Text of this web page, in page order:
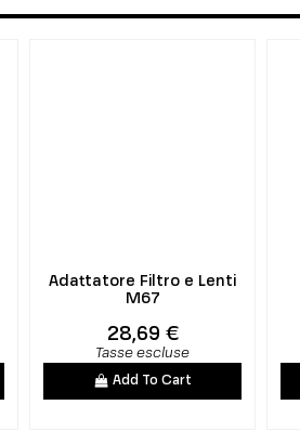
Adattatore Filtro e Lenti
M67
28,69 €
Tasse escluse
Add To Cart